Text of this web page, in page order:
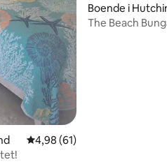
4,98 av 5 i genomsnittligt
4,98 (61)
Boende i
The Beach